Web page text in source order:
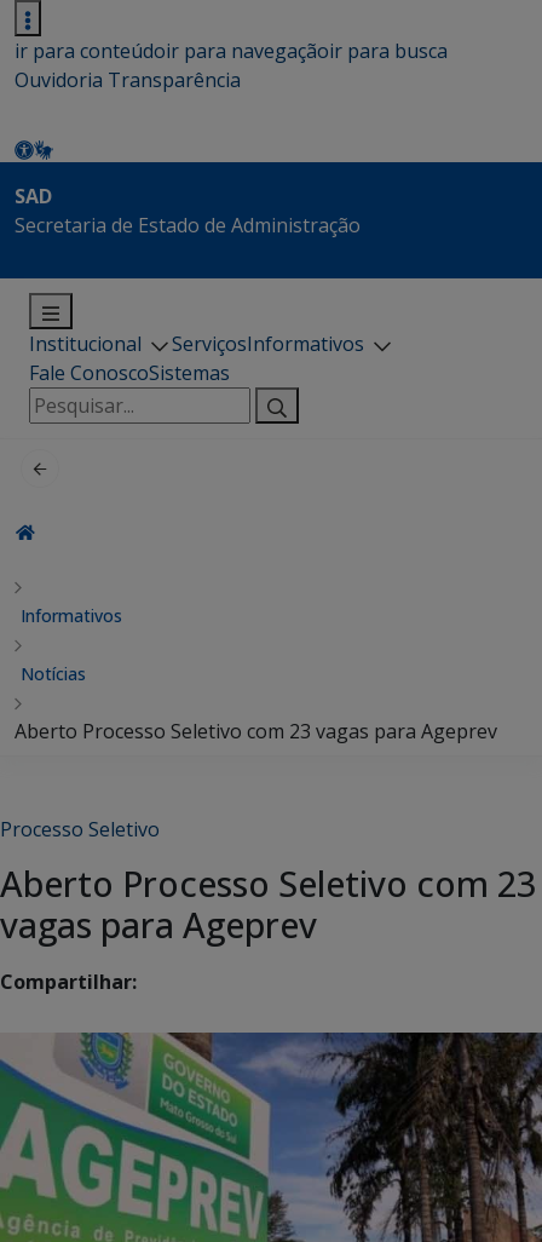
ir para conteúdoir para navegaçãoir para busca
Ouvidoria Transparência
SAD
Secretaria de Estado de Administração
Institucional ServiçosInformativos
Fale ConoscoSistemas
Pesquisar
por:
Informativos
Notícias
Aberto Processo Seletivo com 23 vagas para Ageprev
Processo Seletivo
Aberto Processo Seletivo com 23
vagas para Ageprev
Compartilhar: